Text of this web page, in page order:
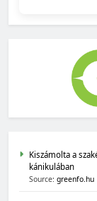
Kiszámolta a
kánikulában
Source: greenfo.hu